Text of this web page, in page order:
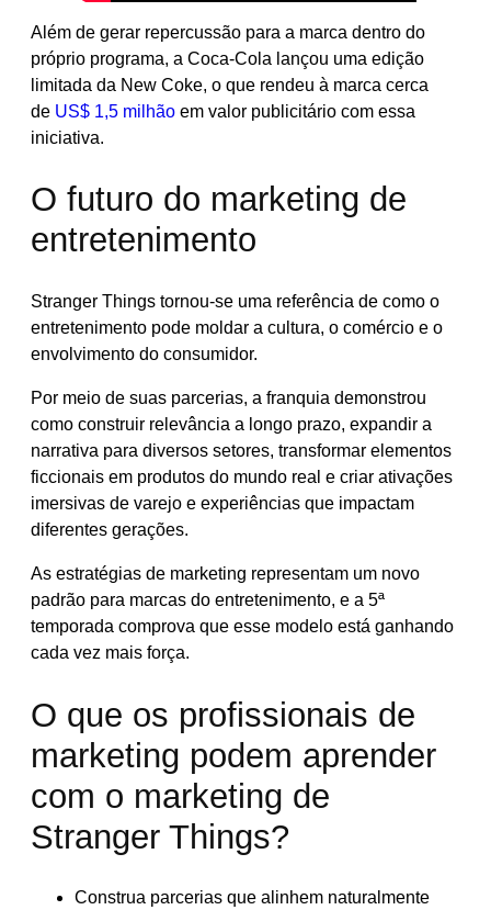
Além de gerar repercussão para a marca dentro do
próprio programa, a Coca-Cola lançou uma edição
limitada da New Coke, o que rendeu à marca cerca
de US$ 1,5 milhão em valor publicitário com essa
iniciativa.
O futuro do marketing de
entretenimento
Stranger Things tornou-se uma referência de como o
entretenimento pode moldar a cultura, o comércio e o
envolvimento do consumidor.
Por meio de suas parcerias, a franquia demonstrou
como construir relevância a longo prazo, expandir a
narrativa para diversos setores, transformar elementos
ficcionais em produtos do mundo real e criar ativações
imersivas de varejo e experiências que impactam
diferentes gerações.
As estratégias de marketing representam um novo
padrão para marcas do entretenimento, e a 5ª
temporada comprova que esse modelo está ganhando
cada vez mais força.
O que os profissionais de
marketing podem aprender
com o marketing de
Stranger Things?
Construa parcerias que alinhem naturalmente